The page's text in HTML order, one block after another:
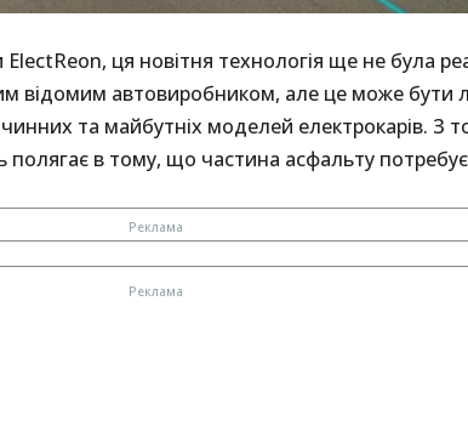
ця новітня технологія ще не була
відомим автовиробником, але це може бути
та майбутніх моделей електрокарів. З
полягає в тому, що частина асфальту